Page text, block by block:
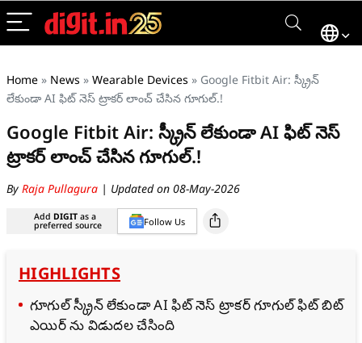
Home » News » Wearable Devices » Google Fitbit Air: స్క్రీన్
లేకుండా AI ఫిట్‌ నెస్ ట్రాకర్ లాంచ్ చేసిన గూగుల్.!
Google Fitbit Air: స్క్రీన్ లేకుండా AI ఫిట్‌ నెస్
ట్రాకర్ లాంచ్ చేసిన గూగుల్.!
By Raja Pullagura | Updated on 08-May-2026
Add DIGIT as a
preferred source Follow Us
HIGHLIGHTS
గూగుల్ స్క్రీన్ లేకుండా AI ఫిట్‌ నెస్ ట్రాకర్ గూగుల్ ఫిట్ బిట్
ఎయిర్ ను విడుదల చేసింది